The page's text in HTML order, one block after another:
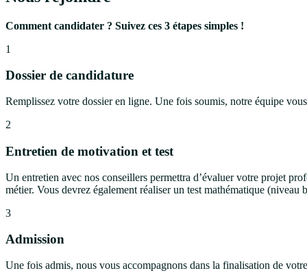
Comment candidater ? Suivez ces 3 étapes simples !
1
Dossier de candidature
Remplissez votre dossier en ligne. Une fois soumis, notre équipe
2
Entretien de motivation et test
Un entretien avec nos conseillers permettra d’évaluer votre projet
métier. Vous devrez également réaliser un test mathématique (niveau
3
Admission
Une fois admis, nous vous accompagnons dans la finalisation de